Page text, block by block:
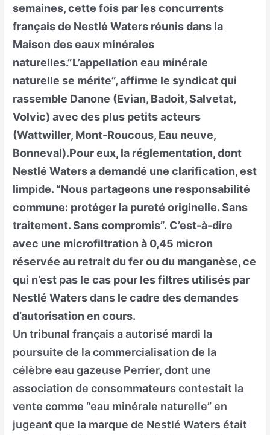
semaines, cette fois par les concurrents
français de Nestlé Waters réunis dans la
Maison des eaux minérales
naturelles.”L’appellation eau minérale
naturelle se mérite”, affirme le syndicat qui
rassemble Danone (Evian, Badoit, Salvetat,
Volvic) avec des plus petits acteurs
(Wattwiller, Mont-Roucous, Eau neuve,
Bonneval).Pour eux, la réglementation, dont
Nestlé Waters a demandé une clarification, est
limpide. “Nous partageons une responsabilité
commune: protéger la pureté originelle. Sans
traitement. Sans compromis”. C’est-à-dire
avec une microfiltration à 0,45 micron
réservée au retrait du fer ou du manganèse, ce
qui n’est pas le cas pour les filtres utilisés par
Nestlé Waters dans le cadre des demandes
d’autorisation en cours.
Un tribunal français a autorisé mardi la
poursuite de la commercialisation de la
célèbre eau gazeuse Perrier, dont une
association de consommateurs contestait la
vente comme “eau minérale naturelle” en
jugeant que la marque de Nestlé Waters était